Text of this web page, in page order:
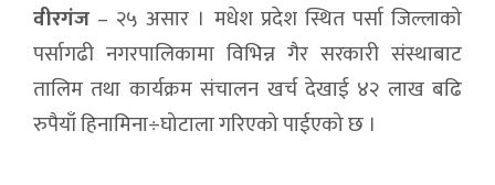
वीरगंज – २५ असार । मधेश प्रदेश स्थित पर्सा जिल्लाको
पर्सागढी नगरपालिकामा विभिन्न गैर सरकारी संस्थाबाट
तालिम तथा कार्यक्रम संचालन खर्च देखाई ४२ लाख बढि
रुपैयाँ हिनामिना÷घोटाला गरिएको पाईएको छ ।